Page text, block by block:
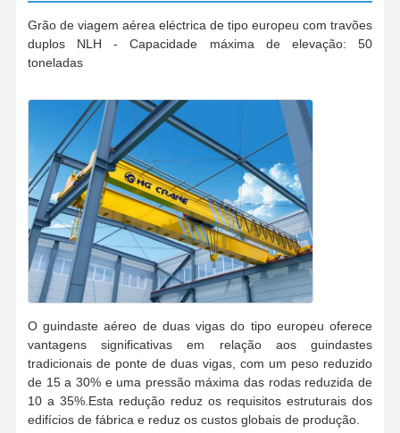
Grão de viagem aérea eléctrica de tipo europeu com travões
duplos NLH - Capacidade máxima de elevação: 50
toneladas
O guindaste aéreo de duas vigas do tipo europeu oferece
vantagens significativas em relação aos guindastes
tradicionais de ponte de duas vigas, com um peso reduzido
de 15 a 30% e uma pressão máxima das rodas reduzida de
10 a 35%.Esta redução reduz os requisitos estruturais dos
edifícios de fábrica e reduz os custos globais de produção.